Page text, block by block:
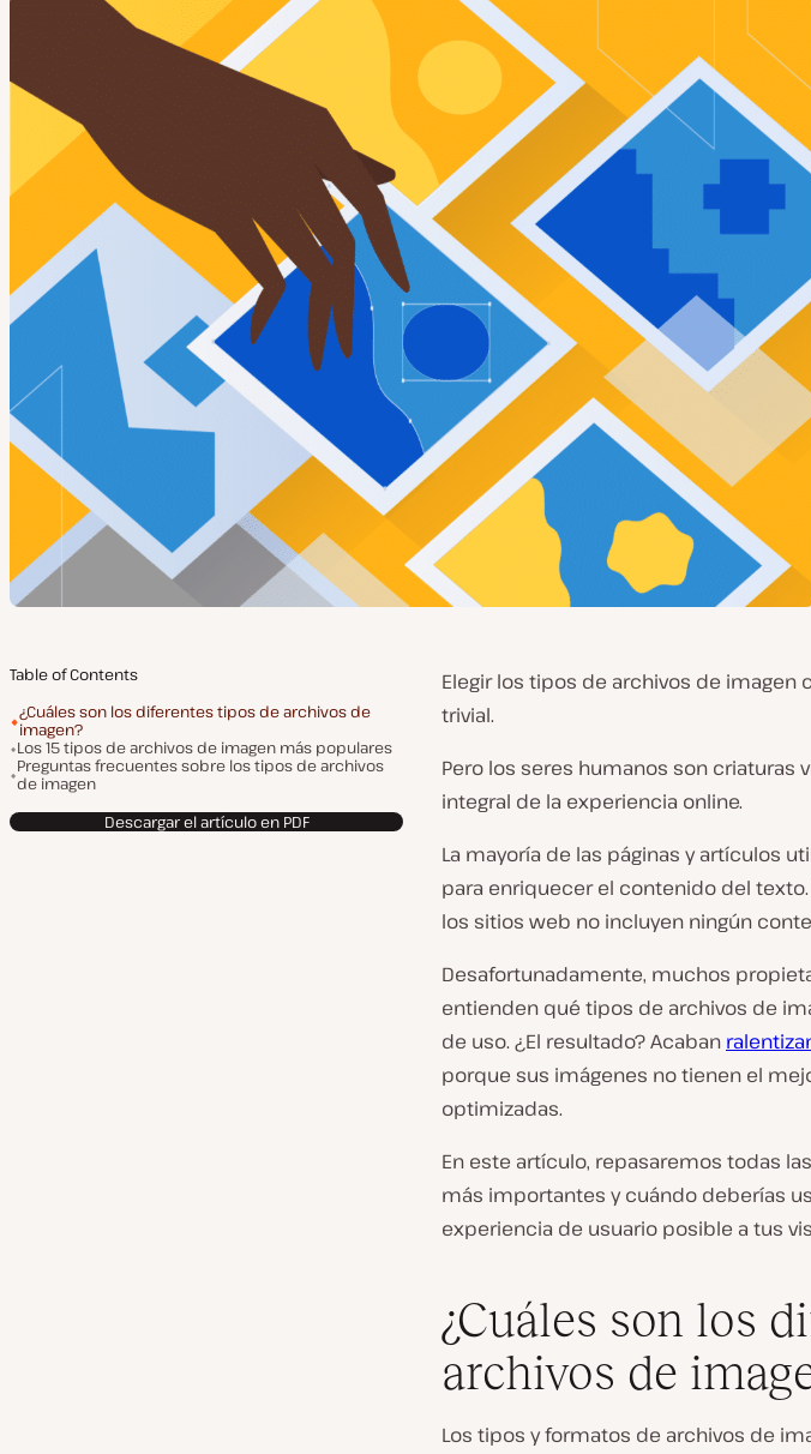
Table of Contents
¿Cuáles son los diferentes tipos de archivos de
imagen?
Los 15 tipos de archivos de imagen más populares
Preguntas frecuentes sobre los tipos de archivos
de imagen
Descargar el artículo en PDF
Elegir los tipos de archivos de
trivial.
Pero los seres humanos son criaturas
integral de la experiencia online.
La mayoría de las páginas y artículos
para enriquecer el contenido del
los sitios web no incluyen ningún
Desafortunadamente, muchos
entienden qué tipos de archivos de
de uso. ¿El resultado? Acaban
porque sus imágenes no tienen el
optimizadas.
En este artículo, repasaremos todas
más importantes y cuándo deberías
experiencia de usuario posible a tus
¿Cuáles son los
archivos de
Los tipos y formatos de archivos de